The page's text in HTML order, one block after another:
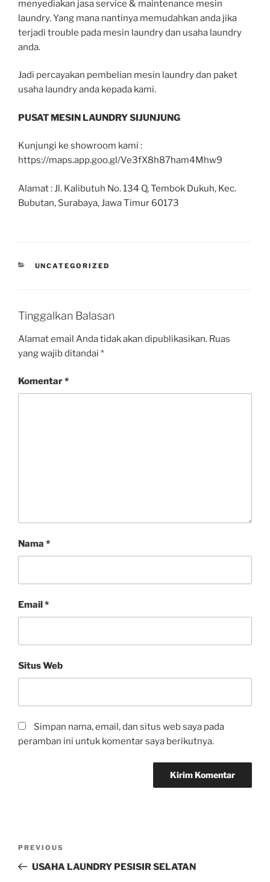
menyediakan jasa service & maintenance mesin
laundry. Yang mana nantinya memudahkan anda jika
terjadi trouble pada mesin laundry dan usaha laundry
anda.
Jadi percayakan pembelian mesin laundry dan paket
usaha laundry anda kepada kami.
PUSAT MESIN LAUNDRY SIJUNJUNG
Kunjungi ke showroom kami :
https://maps.app.goo.gl/Ve3fX8h87ham4Mhw9
Alamat : Jl. Kalibutuh No. 134 Q, Tembok Dukuh, Kec.
Bubutan, Surabaya, Jawa Timur 60173
UNCATEGORIZED
Tinggalkan Balasan
Alamat email Anda tidak akan dipublikasikan. Ruas
yang wajib ditandai *
Komentar*
Nama *
Email*
Situs Web
Simpan nama, email, dan situs web saya pada
peramban ini untuk komentar saya berikutnya.
PREVIOUS
USAHA LAUNDRY PESISIR SELATAN